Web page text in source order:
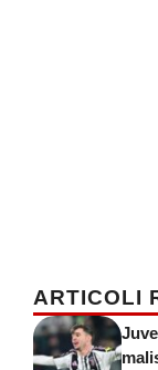
ARTICOLI